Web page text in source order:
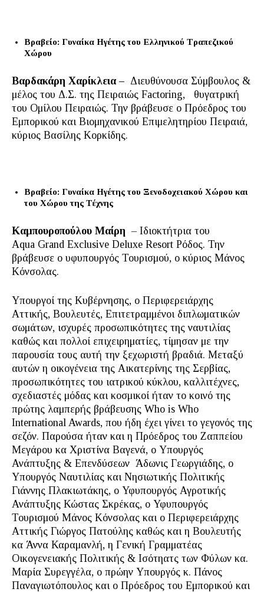
Βραβείο: Γυναίκα Ηγέτης του Ελληνικού Τραπεζικού
Χώρου
Βαρδακάρη Χαρίκλεια – Διευθύνουσα Σύμβουλος &
μέλος του Δ.Σ. της Πειραιώς Factoring, θυγατρική
του Ομίλου Πειραιώς. Την βράβευσε ο Πρόεδρος του
Εμπορικού και Βιομηχανικού Επιμελητηρίου Πειραιά,
κύριος Βασίλης Κορκίδης.
Βραβείο: Γυναίκα Ηγέτης του Ξενοδοχειακού Χώρου και
του Χώρου της Τέχνης
Καμπουροπούλου Μαίρη – Ιδιοκτήτρια του
Aqua Grand Exclusive Deluxe Resort Ρόδος. Την
βράβευσε ο υφυπουργός Τουρισμού, ο κύριος Μάνος
Κόνσολας.
Υπουργοί της Κυβέρνησης, ο Περιφερειάρχης
Αττικής, Βουλευτές, Επιτετραμμένοι διπλωματικών
σωμάτων, ισχυρές προσωπικότητες της ναυτιλίας
καθώς και πολλοί επιχειρηματίες, τίμησαν με την
παρουσία τους αυτή την ξεχωριστή βραδιά. Μεταξύ
αυτών η οικογένεια της Αικατερίνης της Σερβίας,
προσωπικότητες του ιατρικού κύκλου, καλλιτέχνες,
σχεδιαστές μόδας και κοσμικοί ήταν το κοινό της
πρώτης λαμπερής βράβευσης Who is Who
International Awards, που ήδη έχει γίνει το γεγονός της
σεζόν. Παρούσα ήταν και η Πρόεδρος του Ζαππείου
Μεγάρου κα Χριστίνα Βαγενά, ο Υπουργός
Ανάπτυξης & Επενδύσεων Άδωνις Γεωργιάδης, ο
Υπουργός Ναυτιλίας και Νησιωτικής Πολιτικής
Γιάννης Πλακιωτάκης, ο Υφυπουργός Αγροτικής
Ανάπτυξης Κώστας Σκρέκας, ο Υφυπουργός
Τουρισμού Μάνος Κόνσολας και ο Περιφερειάρχης
Αττικής Γιώργος Πατούλης καθώς και η Βουλευτής
κα Άννα Καραμανλή, η Γενική Γραμματέας
Οικογενειακής Πολιτικής & Ισότηατς των Φύλων κα.
Μαρία Συρεγγέλα, ο πρώην Υπουργός κ. Πάνος
Παναγιωτόπουλος και ο Πρόεδρος του Εμπορικού και